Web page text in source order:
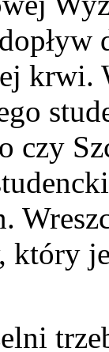
czy
który